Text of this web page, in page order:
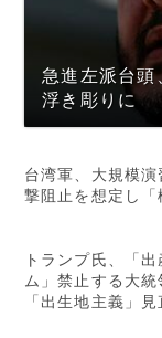
急進左派台
浮き彫りに
台湾軍、大規模
撃阻止を想定し「
トランプ氏、「
ム」禁止する大統
「出生地主義」